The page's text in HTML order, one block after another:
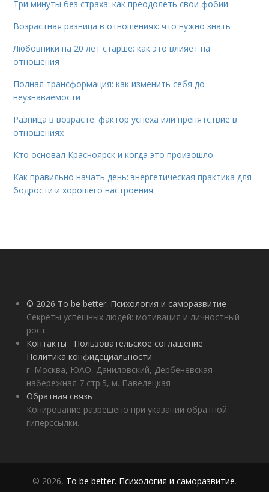
Три минуты без страха: как преодолеть свои фобии
Возрастная разница в отношениях: что нужно знать
Любовники на 20 лет старше: как это влияет на
отношения
Полная трансформация: как изменить себя до
неузнаваемости
Разница в возрасте: фактор успеха или препятствие в
отношениях
Кто основал Красноярск и когда это произошло
Как правильно начать день: энергетическая практика для
бодрости и хорошего настроения
© 2026 To be better. Психология и саморазвитие
Секреты успешных людей: мотивация и личностный
рост
Контакты
Пользовательское соглашение
Политика конфидециальности
г. Москва, ЮАО, Даниловский, Дербеневская
набережная 7 стр.5, м. Павелецкая
Обратная связь
Копирование разрешено при указании обратной
гиперссылки.
© 2026, To be better. Психология и саморазвитие.